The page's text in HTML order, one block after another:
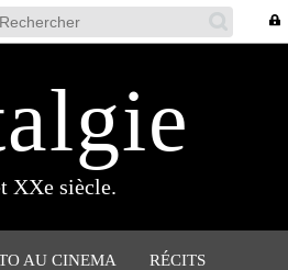
XXe siècle.
AU CINEMA RÉCITS